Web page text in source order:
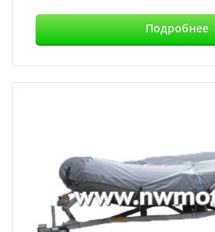
Подробнее